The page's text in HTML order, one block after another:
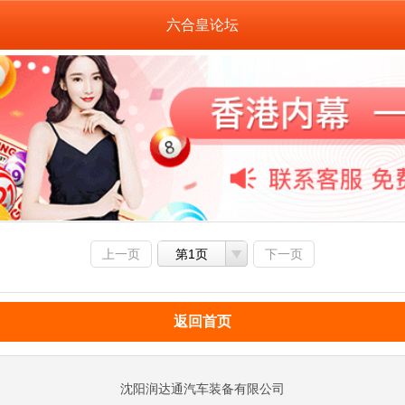
六合皇论坛
上一页 第1页 下一页
返回首页
沈阳润达通汽车装备有限公司